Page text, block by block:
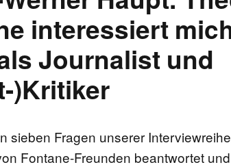
interessiert
Journalist und
)Kritiker
sieben Fragen unserer
Fontane-Freunden beantwortet